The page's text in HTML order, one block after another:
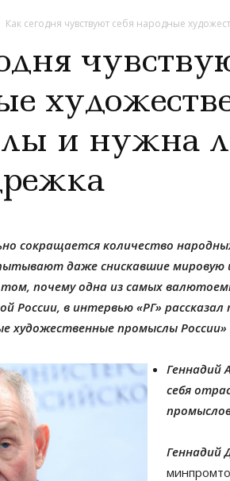
Как сегодня чувствуют себя народные
и нужна
сокращается количество
даже снискавшие мировую
том, почему одна из самых
России, в интервью «РГ»
художественные промыслы
Геннадий
себя
Геннадий